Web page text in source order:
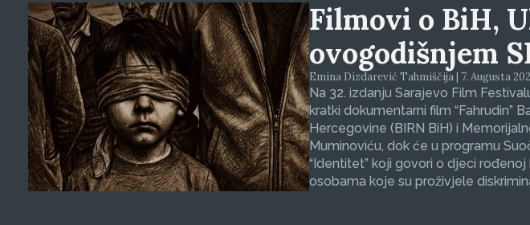
Filmovi o BiH,
ovogodišnjem
Emina Dizdarević Tahmiščija | 7. Augusta
Na 32. izdanju Sarajevo Film
kratki dokumentarni film “Fahrudin”
Hercegovine (BIRN BiH) i
Muminoviću, dok će u programu
“Identitet” koji govori o djeci
osobama koje su proživjele